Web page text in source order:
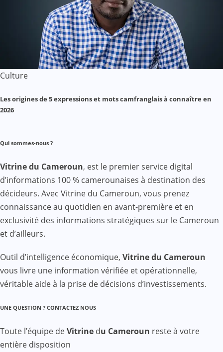
Culture
Les origines de 5 expressions et mots camfranglais à connaître en
2026
Qui sommes-nous ?
Vitrine du Cameroun, est le premier service digital
d’informations 100 % camerounaises à destination des
décideurs. Avec Vitrine du Cameroun, vous prenez
connaissance au quotidien en avant-première et en
exclusivité des informations stratégiques sur le Cameroun
et d’ailleurs.
Outil d’intelligence économique, Vitrine du Cameroun
vous livre une information vérifiée et opérationnelle,
véritable aide à la prise de décisions d’investissements.
UNE QUESTION ? CONTACTEZ NOUS
Toute l’équipe deVitrine du Cameroun reste à votre
entière disposition